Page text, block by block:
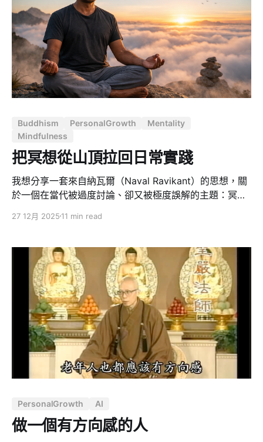
Buddhism PersonalGrowth
Mentality
Mindfulness
把冥想從山頂拉回日常實踐
我想分享一套來自納瓦爾（Naval Ravikant）的思想，關
於一個在當代被過度討論、卻又被極度誤解的主題：冥
重要的三件事：財富、健康與幸福。而他自己也說過，如
幸福，最後纔是財富。 在納瓦爾的語境裡，健康並不只是
「沒有生病」。它涵蓋身體的強健、心理的韌性，以及精
神上的平和。對他而言，這是人生的頭等大事，優先級高
於幸福、高於家庭，也高於工作。原因很直接：身體是你
在這個物質世界唯一的棲身之所。如果這個房子塌了，裡
面的一切傢俱、裝飾與財富，都將失去意義。 也正因如
此，在他為了維護這個棲身之所所培養的所有習慣中，冥
想無疑是最顯眼、也是槓桿率最高的一個。 為什麼冥想越
流行，真正做到的人越少 納瓦爾觀察到一個很尖銳的現
象：冥想在現代社會變得像一種「結石」。 你走進矽谷任
件、各種平台 —— 幾乎每個人都在談冥想，
27 12月 2025 11 min read
PersonalGrowth AI
做一個有方向感的人